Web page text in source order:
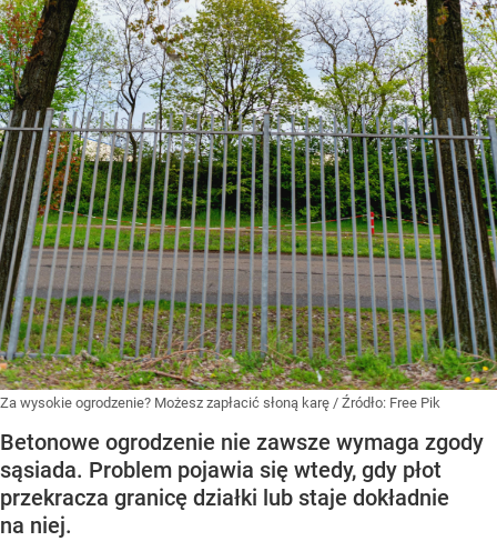
Za wysokie ogrodzenie? Możesz zapłacić słoną karę / Źródło: Free Pik
Betonowe ogrodzenie nie zawsze wymaga zgody
sąsiada. Problem pojawia się wtedy, gdy płot
przekracza granicę działki lub staje dokładnie
na niej.